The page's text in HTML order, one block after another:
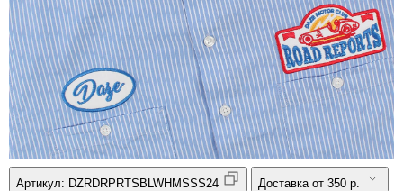
Артикул: DZRDRPRTSBLWHMSSS24 Доставка от 350 р.